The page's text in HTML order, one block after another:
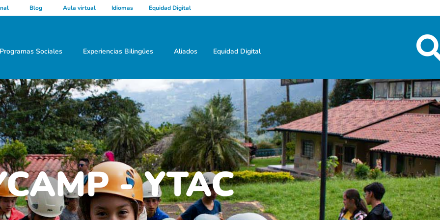
Blog Aula virtual Idiomas Equidad Digital
Programas Sociales Experiencias Bilingües Aliados Equidad Digital
- YTAC